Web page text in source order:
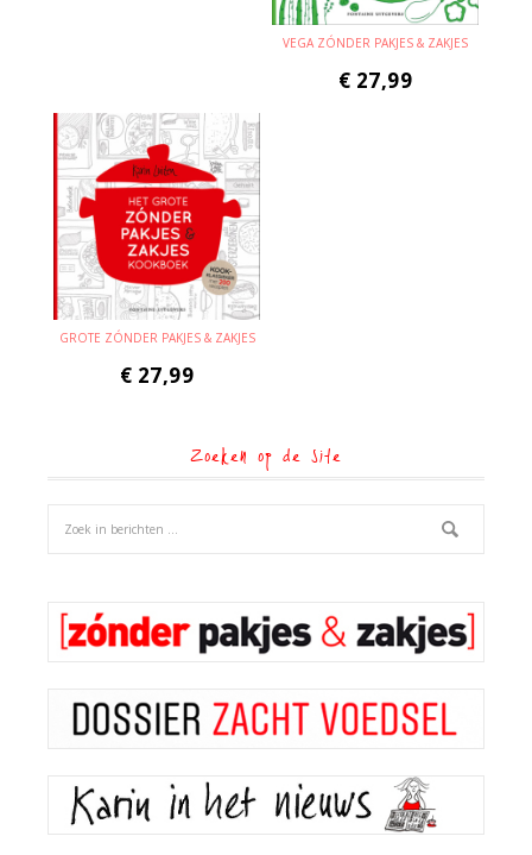
VEGA ZÓNDER PAKJES & ZAKJES
€ 27,99
GROTE ZÓNDER PAKJES & ZAKJES
€ 27,99
Zoeken op de site